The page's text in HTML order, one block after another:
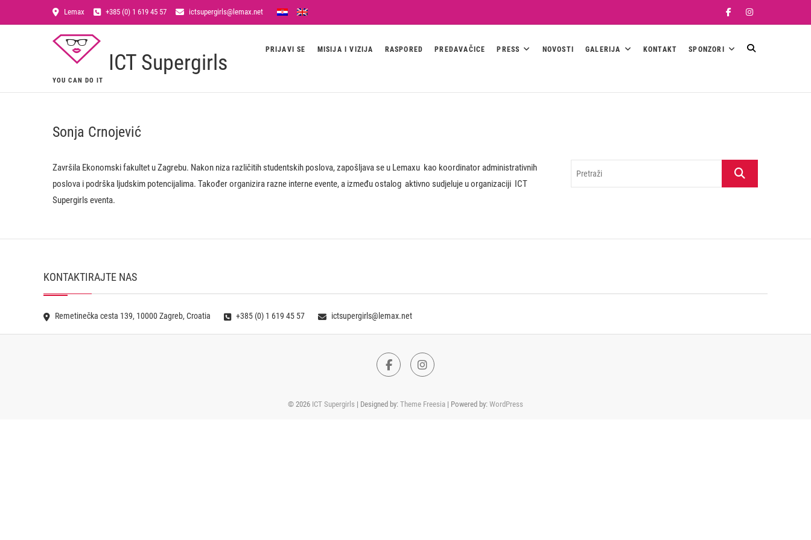
Lemax +385 (0) 1 619 45 57 ictsupergirls@lemax.net FacebookInstagram
ICT Supergirls
YOU CAN DO IT
PRIJAVI SE MISIJA I VIZIJA RASPORED PREDAVAČICE PRESS NOVOSTI GALERIJA KONTAKT SPONZORI
Sonja Crnojević
Završila Ekonomski fakultet u Zagrebu. Nakon niza različitih studentskih poslova, zapošljava se u Lemaxu kao koordinator administrativnih
poslova i podrška ljudskim potencijalima. Također organizira razne interne evente, a između ostalog aktivno sudjeluje u organizaciji ICT
Supergirls eventa.
Pretraži
KONTAKTIRAJTE NAS
Remetinečka cesta 139, 10000 Zagreb, Croatia +385 (0) 1 619 45 57 ictsupergirls@lemax.net
FacebookInstagram
© 2026 ICT Supergirls | Designed by: Theme Freesia | Powered by: WordPress